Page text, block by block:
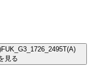
見る